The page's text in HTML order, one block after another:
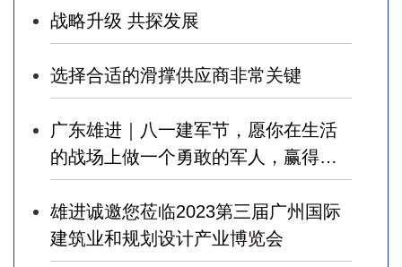
战略升级 共探发展
选择合适的滑撑供应商非常关键
广东雄进｜八一建军节，愿你在生活
的战场上做一个勇敢的军人，赢得幸
福！
雄进诚邀您莅临2023第三届广州国际
建筑业和规划设计产业博览会